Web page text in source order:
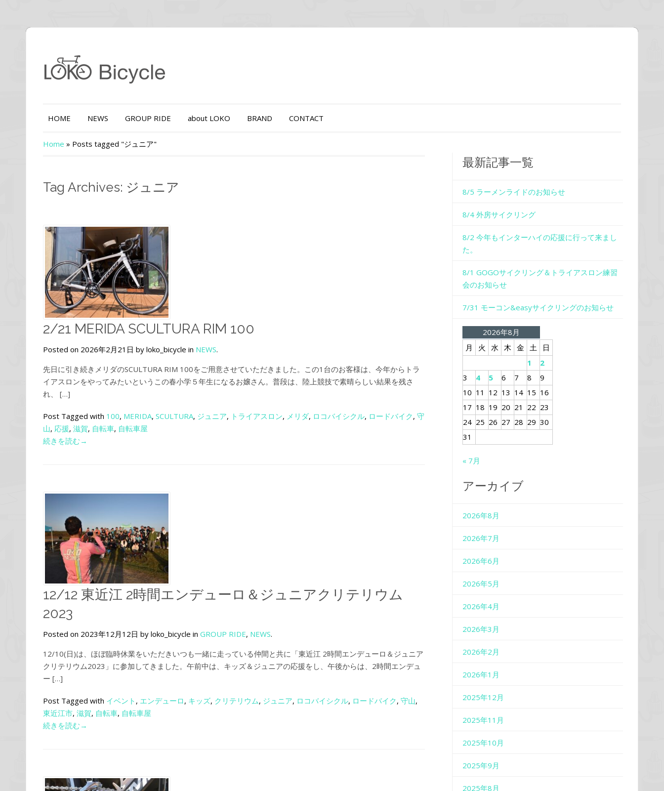
HOME NEWS GROUP RIDE about LOKO BRAND CONTACT
Home » Posts tagged "ジュニア"
Tag Archives: ジュニア
2/21 MERIDA SCULTURA RIM 100
Posted on 2026年2月21日 by loko_bicycle in NEWS.
先日に引き続きメリダのSCULTURA RIM 100をご用意させていただきました。この1台のお客様は、今年からトラ
イアスロンをやってみたいというこの春小学５年生になるお嬢さん。普段は、陸上競技で素晴らしい結果を残さ
れ、 […]
Post Tagged with 100, MERIDA, SCULTURA, ジュニア, トライアスロン, メリダ, ロコバイシクル, ロードバイク, 守
山, 応援, 滋賀, 自転車, 自転車屋
続きを読む→
12/12 東近江 2時間エンデューロ＆ジュニアクリテリウム
2023
Posted on 2023年12月12日 by loko_bicycle in GROUP RIDE, NEWS.
12/10(日)は、ほぼ臨時休業をいただきいつも一緒に走っている仲間と共に「東近江 2時間エンデューロ＆ジュニア
クリテリウム2023」に参加してきました。午前中は、キッズ＆ジュニアの応援をし、午後からは、2時間エンデュ
ー […]
Post Tagged with イベント , エンデューロ, キッズ, クリテリウム, ジュニア, ロコバイシクル, ロードバイク, 守山,
東近江市, 滋賀, 自転車, 自転車屋
続きを読む→
最新記事一覧
8/5 ラーメンライドのお知らせ
8/4 外房サイクリング
8/2 今年もインターハイの応援に行って来まし
た。
8/1 GOGOサイクリング＆トライアスロン練習
会のお知らせ
7/31 モーコン&easyサイクリングのお知らせ
2026年8月
月
火 水 木 金 土
日
1
2
3
4 5 6 7 8
9
10 11 12 13 14 15 16
17 18 19 20 21 22 23
24 25 26 27 28 29 30
31
« 7月
アーカイブ
2026年8月
2026年7月
2026年6月
2026年5月
2026年4月
2026年3月
2026年2月
2026年1月
2025年12月
2025年11月
2025年10月
2025年9月
2025年8月